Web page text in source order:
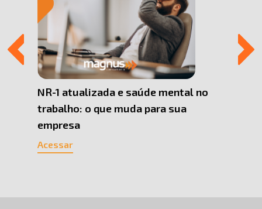
NR-1 atualizada e saúde mental no
trabalho: o que muda para sua
empresa
Acessar